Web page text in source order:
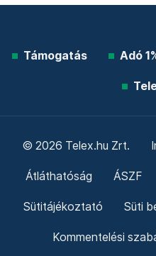
Támogatás Adó
© 2026 Telex.hu Zrt.
Átláthatóság ÁSZF
Sütitájékoztató Süti
Kommentelési